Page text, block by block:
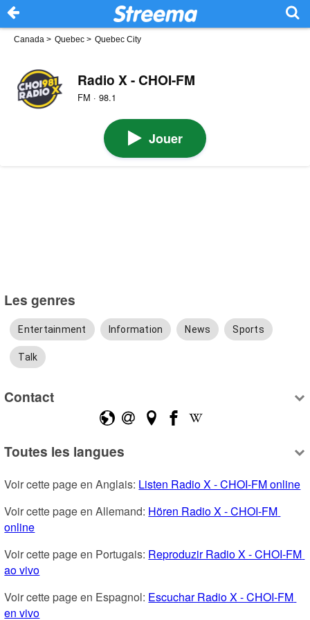
Canada > Quebec > Quebec City
Radio X - CHOI-FM
FM · 98.1
Jouer
Les genres
Entertainment Information News Sports
Talk
Contact
Toutes les langues
Voir cette page en Anglais: Listen Radio X - CHOI-FM online
Voir cette page en Allemand: Hören Radio X - CHOI-FM
online
Voir cette page en Portugais: Reproduzir Radio X - CHOI-FM
ao vivo
Voir cette page en Espagnol: Escuchar Radio X - CHOI-FM
en vivo